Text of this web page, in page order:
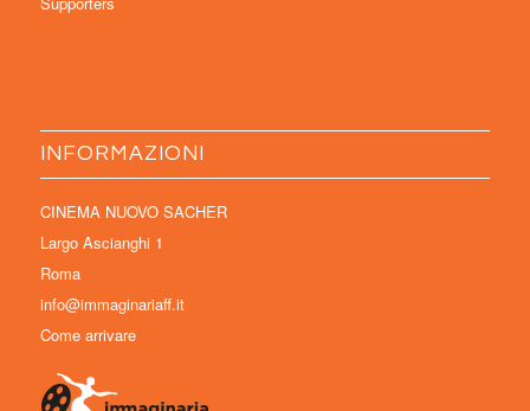
INFORMAZIONI
CINEMA NUOVO SACHER
Largo Ascianghi 1
Roma
info@immaginariaff.it
Come arrivare